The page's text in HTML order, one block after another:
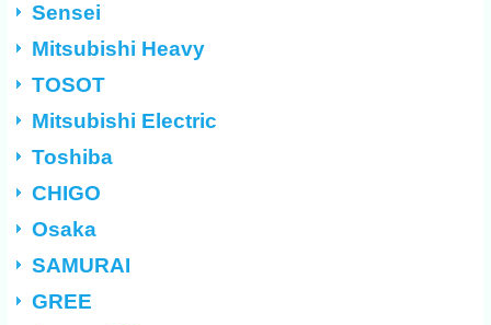
Sensei
Mitsubishi Heavy
TOSOT
Mitsubishi Electric
Toshiba
CHIGO
Osaka
SAMURAI
GREE